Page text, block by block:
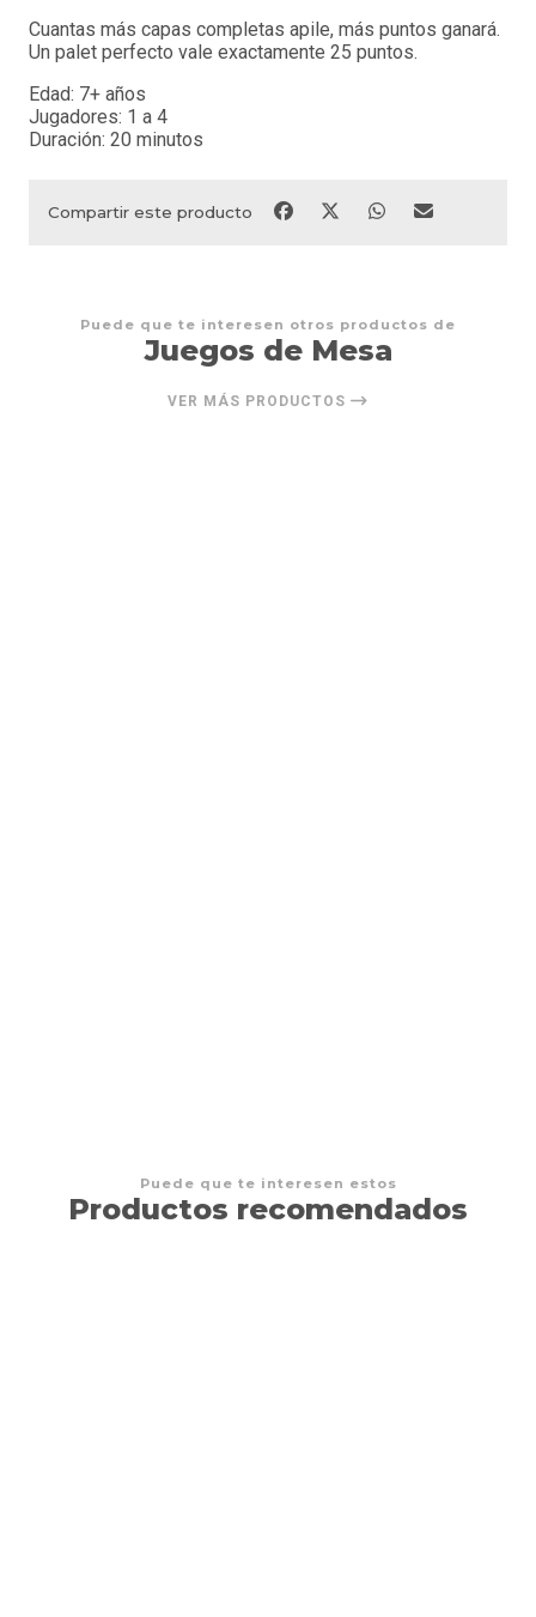
Cuantas más capas completas apile, más puntos ganará.
Un palet perfecto vale exactamente 25 puntos.
Edad: 7+ años
Jugadores: 1 a 4
Duración: 20 minutos
Compartir este producto
Puede que te interesen otros productos de
Juegos de Mesa
VER MÁS PRODUCTOS
Puede que te interesen estos
Productos recomendados